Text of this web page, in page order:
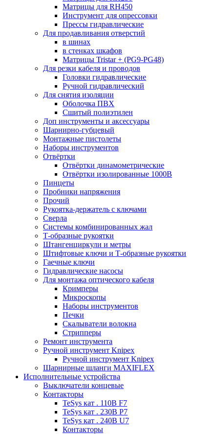
Матрицы для RH450
Инструмент для опрессовки
Прессы гидравлические
Для продавливания отверстий
в шинах
в стенках шкафов
Матрицы Tristar + (PG9-PG48)
Для резки кабеля и проводов
Головки гидравлические
Ручной гидравлический
Для снятия изоляции
Оболочка ПВХ
Сшитый полиэтилен
Доп инструменты и аксессуары
Шарнирно-губцевый
Монтажные пистолеты
Наборы инструментов
Отвёртки
Отвёртки динамометрические
Отвёртки изолированные 1000В
Пинцеты
Пробники напряжения
Прочий
Рукоятка-держатель с ключами
Сверла
Системы комбинированных жал
Т-образные рукоятки
Штангенциркули и метры
Штифтовые ключи и Т-образные рукоятки
Гаечные ключи
Гидравлические насосы
Для монтажа оптического кабеля
Кримперы
Микроскопы
Наборы инструментов
Печки
Скалыватели волокна
Стрипперы
Ремонт инструмента
Ручной инструмент Knipex
Ручной инструмент Knipex
Шарнирные шланги MAXIFLEX
Исполнительные устройства
Выключатели концевые
Контакторы
TeSys кат . 110В F7
TeSys кат . 230В P7
TeSys кат . 240В U7
Контакторы